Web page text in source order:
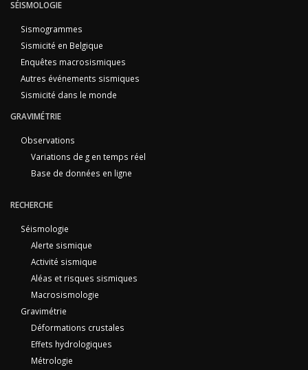
SÉISMOLOGIE
Sismogrammes
Sismicité en Belgique
Enquêtes macrosismiques
Autres événements sismiques
Sismicité dans le monde
GRAVIMÉTRIE
Observations
Variations de g en temps réel
Base de données en ligne
RECHERCHE
Séismologie
Alerte sismique
Activité sismique
Aléas et risques sismiques
Macrosismologie
Gravimétrie
Déformations crustales
Effets hydrologiques
Métrologie